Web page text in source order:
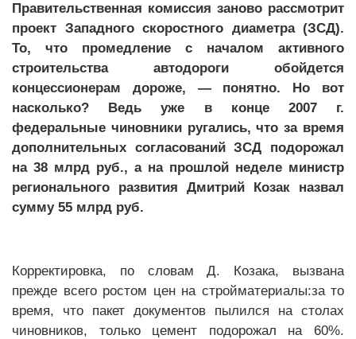
Правительственная комиссия заново рассмотрит
проект Западного скоростного диаметра (ЗСД).
То, что промедление с началом активного
строительства автодороги обойдется
концессионерам дороже, — понятно. Но вот
насколько? Ведь уже в конце 2007 г.
федеральные чиновники ругались, что за время
дополнительных согласований ЗСД подорожал
на 38 млрд руб., а на прошлой неделе министр
регионального развития Дмитрий Козак назвал
сумму 55 млрд руб.
Корректировка, по словам Д. Козака, вызвана
прежде всего ростом цен на стройматериалы:за то
время, что пакет документов пылился на столах
чиновников, только цемент подорожал на 60%.